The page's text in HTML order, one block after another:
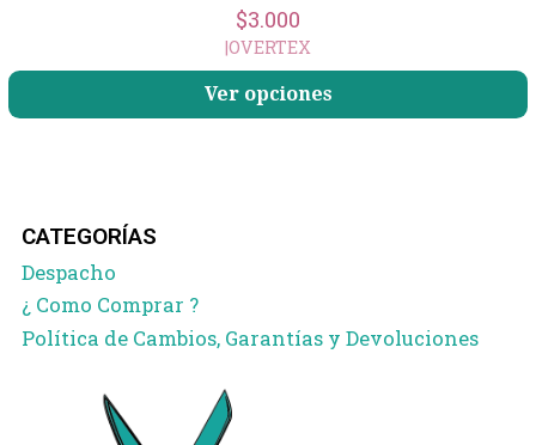
$3.000
|OVERTEX
Ver opciones
CATEGORÍAS
Despacho
¿ Como Comprar ?
Política de Cambios, Garantías y Devoluciones